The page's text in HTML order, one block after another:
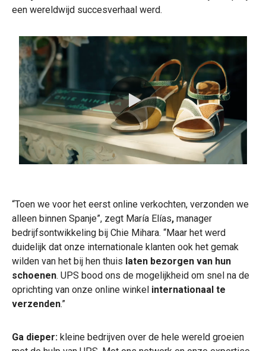
een wereldwijd succesverhaal werd.
0:00 / 1:50
“Toen we voor het eerst online verkochten, verzonden we
alleen binnen Spanje”, zegt María Elías, manager
bedrijfsontwikkeling bij Chie Mihara. “Maar het werd
duidelijk dat onze internationale klanten ook het gemak
wilden van het bij hen thuis laten bezorgen van hun
schoenen. UPS bood ons de mogelijkheid om snel na de
oprichting van onze online winkel internationaal te
verzenden.”
Ga dieper: kleine bedrijven over de hele wereld groeien